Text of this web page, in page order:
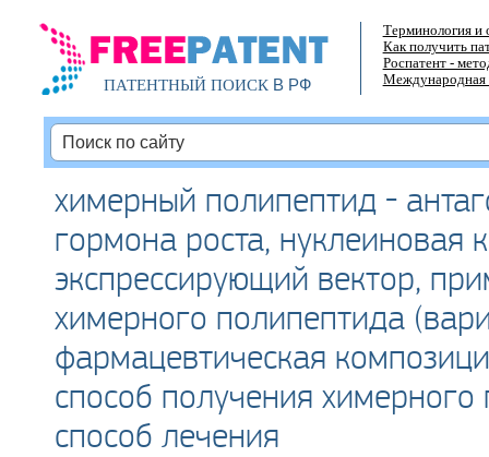
ПАТЕНТНЫЙ ПОИСКВ РФ
Терминология и
Как получить
Роспатент -
Международная
химерный полипептид -
гормона роста, нуклеиновая
экспрессирующий вектор,
химерного полипептида
фармацевтическая
способ получения
способ лечения